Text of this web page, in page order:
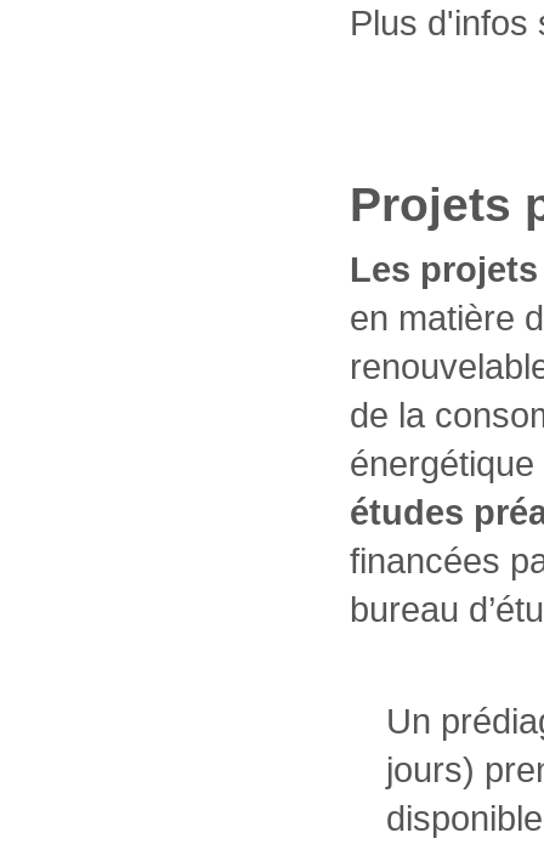
Plus d'infos
Projets
Les projets
en matière
de la
énergétique
études
financées
bureau
Un
jours)